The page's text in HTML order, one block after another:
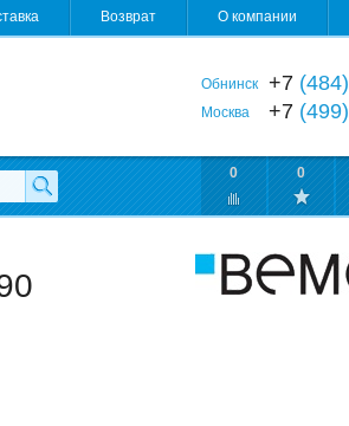
Возврат О компании
Обнинск +7 (484)
Москва +7 (499)
0 0